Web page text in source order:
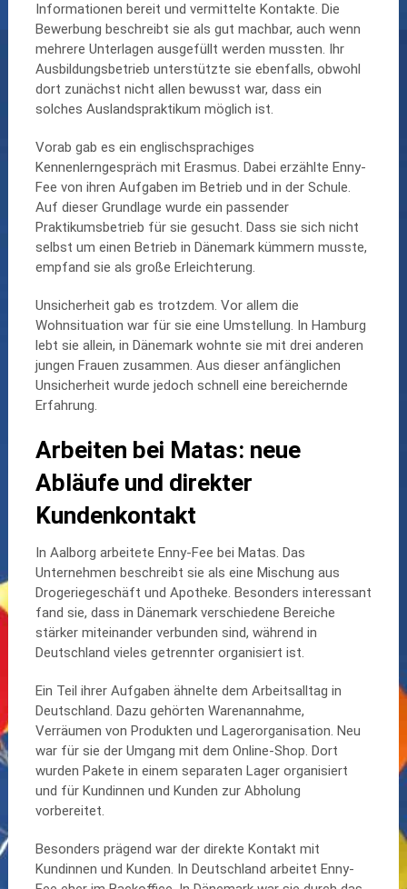
Informationen bereit und vermittelte Kontakte. Die
Bewerbung beschreibt sie als gut machbar, auch wenn
mehrere Unterlagen ausgefüllt werden mussten. Ihr
Ausbildungsbetrieb unterstützte sie ebenfalls, obwohl
dort zunächst nicht allen bewusst war, dass ein
solches Auslandspraktikum möglich ist.
Vorab gab es ein englischsprachiges
Kennenlerngespräch mit Erasmus. Dabei erzählte Enny-
Fee von ihren Aufgaben im Betrieb und in der Schule.
Auf dieser Grundlage wurde ein passender
Praktikumsbetrieb für sie gesucht. Dass sie sich nicht
selbst um einen Betrieb in Dänemark kümmern musste,
empfand sie als große Erleichterung.
Unsicherheit gab es trotzdem. Vor allem die
Wohnsituation war für sie eine Umstellung. In Hamburg
lebt sie allein, in Dänemark wohnte sie mit drei anderen
jungen Frauen zusammen. Aus dieser anfänglichen
Unsicherheit wurde jedoch schnell eine bereichernde
Erfahrung.
Arbeiten bei Matas: neue
Abläufe und direkter
Kundenkontakt
In Aalborg arbeitete Enny-Fee bei Matas. Das
Unternehmen beschreibt sie als eine Mischung aus
Drogeriegeschäft und Apotheke. Besonders interessant
fand sie, dass in Dänemark verschiedene Bereiche
stärker miteinander verbunden sind, während in
Deutschland vieles getrennter organisiert ist.
Ein Teil ihrer Aufgaben ähnelte dem Arbeitsalltag in
Deutschland. Dazu gehörten Warenannahme,
Verräumen von Produkten und Lagerorganisation. Neu
war für sie der Umgang mit dem Online-Shop. Dort
wurden Pakete in einem separaten Lager organisiert
und für Kundinnen und Kunden zur Abholung
vorbereitet.
Besonders prägend war der direkte Kontakt mit
Kundinnen und Kunden. In Deutschland arbeitet Enny-